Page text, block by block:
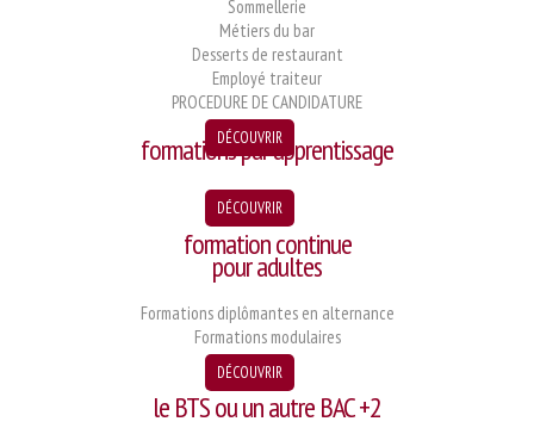
Sommellerie
Métiers du bar
Desserts de restaurant
Employé traiteur
PROCEDURE DE CANDIDATURE
DÉCOUVRIR
formations par apprentissage
DÉCOUVRIR
formation continue
pour adultes
Formations diplômantes en alternance
Formations modulaires
DÉCOUVRIR
APRÈS
le BTS ou un autre BAC +2